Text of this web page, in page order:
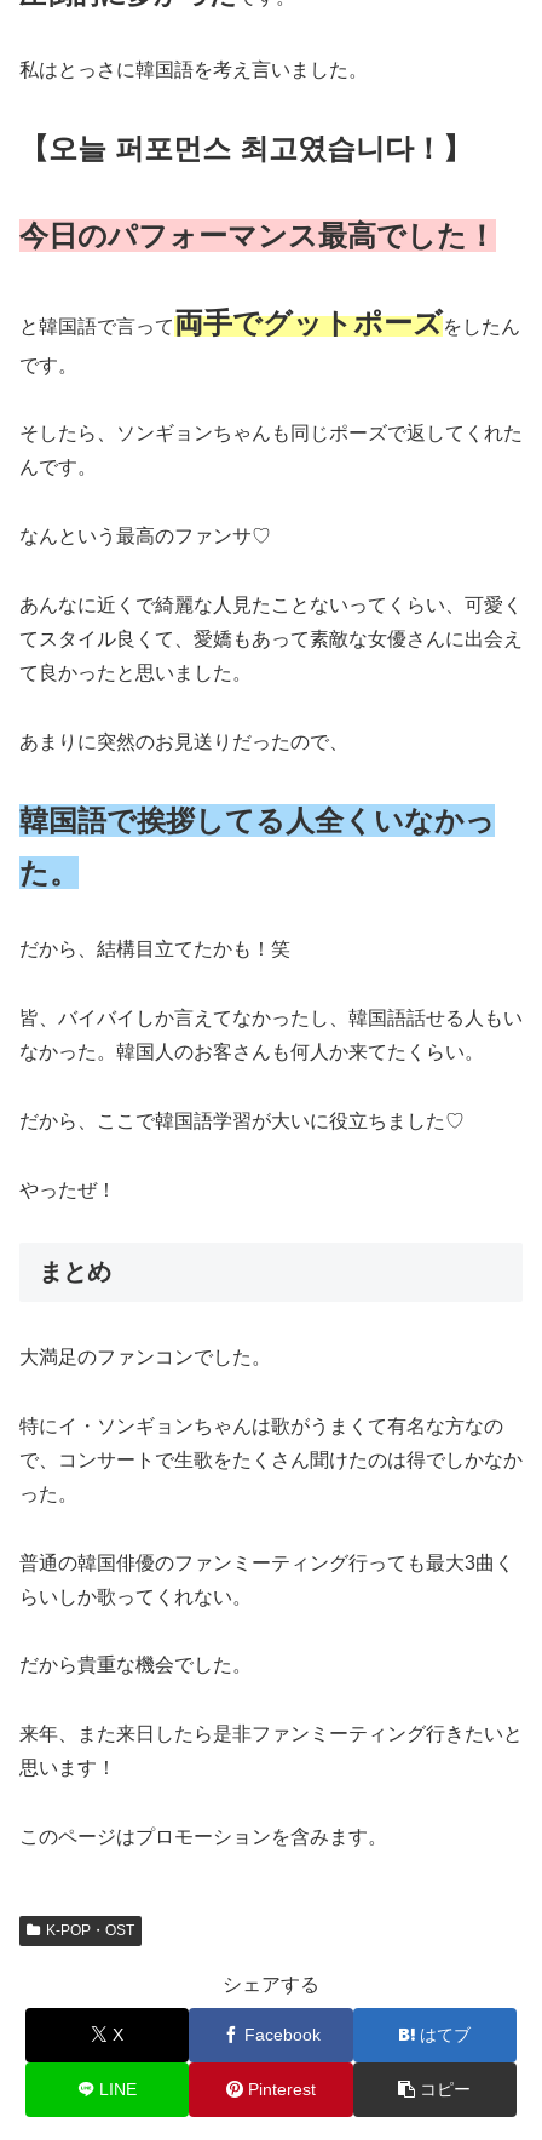
私はとっさに韓国語を考え言いました。
【오늘 퍼포먼스 최고였습니다！】
今日のパフォーマンス最高でした！
と韓国語で言って両手でグットポーズをしたん
です。
そしたら、ソンギョンちゃんも同じポーズで返してくれた
んです。
なんという最高のファンサ♡
あんなに近くで綺麗な人見たことないってくらい、可愛く
てスタイル良くて、愛嬌もあって素敵な女優さんに出会え
て良かったと思いました。
あまりに突然のお見送りだったので、
韓国語で挨拶してる人全くいなかっ
た。
だから、結構目立てたかも！笑
皆、バイバイしか言えてなかったし、韓国語話せる人もい
なかった。韓国人のお客さんも何人か来てたくらい。
だから、ここで韓国語学習が大いに役立ちました♡
やったぜ！
まとめ
大満足のファンコンでした。
特にイ・ソンギョンちゃんは歌がうまくて有名な方なの
で、コンサートで生歌をたくさん聞けたのは得でしかなか
った。
普通の韓国俳優のファンミーティング行っても最大3曲く
らいしか歌ってくれない。
だから貴重な機会でした。
来年、また来日したら是非ファンミーティング行きたいと
思います！
このページはプロモーションを含みます。
K-POP・OST
シェアする
X Facebook はてブ
LINE Pinterest コピー